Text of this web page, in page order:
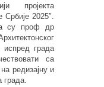
пројекта
2025″.
су проф др
града
са
редизајну и
града.